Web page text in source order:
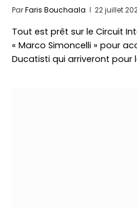
ParFaris Bouchaala 22 juillet
Tout est prêt sur le Circuit
« Marco Simoncelli » pour
Ducatisti qui arriveront pour